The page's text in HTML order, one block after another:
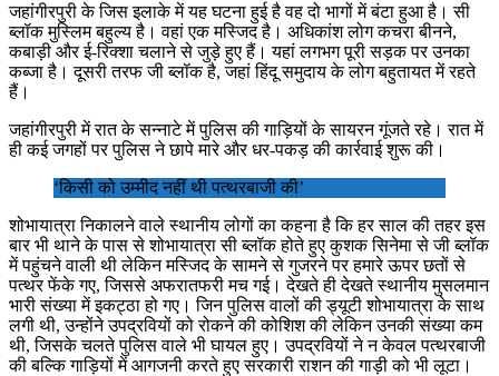
जहांगीरपुरी के जिस इलाके में यह घटना हुई है वह दो भागों में बंटा हुआ है। सी
ब्लॉक मुस्लिम बहुल्य है। वहां एक मस्जिद है। अधिकांश लोग कचरा बीनने,
कबाड़ी और ई-रिक्शा चलाने से जुड़े हुए हैं। यहां लगभग पूरी सड़क पर उनका
कब्जा है। दूसरी तरफ जी ब्लॉक है, जहां हिंदू समुदाय के लोग बहुतायत में रहते
हैं।
जहांगीरपुरी में रात के सन्नाटे में पुलिस की गाड़ियों के सायरन गूंजते रहे। रात में
ही कई जगहों पर पुलिस ने छापे मारे और धर-पकड़ की कार्रवाई शुरू की।
‘किसी को उम्मीद नहीं थी पत्थरबाजी की’
शोभायात्रा निकालने वाले स्थानीय लोगों का कहना है कि हर साल की तहर इस
बार भी थाने के पास से शोभायात्रा सी ब्लॉक होते हुए कुशक सिनेमा से जी ब्लॉक
में पहुंचने वाली थी लेकिन मस्जिद के सामने से गुजरने पर हमारे ऊपर छतों से
पत्थर फेंके गए, जिससे अफरातफरी मच गई। देखते ही देखते स्थानीय मुसलमान
भारी संख्या में इकट्ठा हो गए। जिन पुलिस वालों की ड्यूटी शोभायात्रा के साथ
लगी थी, उन्होंने उपद्रवियों को रोकने की कोशिश की लेकिन उनकी संख्या कम
थी, जिसके चलते पुलिस वाले भी घायल हुए। उपद्रवियों ने न केवल पत्थरबाजी
की बल्कि गाड़ियों में आगजनी करते हुए सरकारी राशन की गाड़ी को भी लूटा।